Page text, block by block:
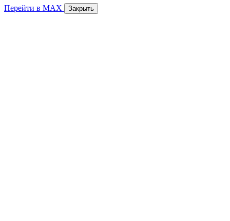
Перейти в MAX Закрыть